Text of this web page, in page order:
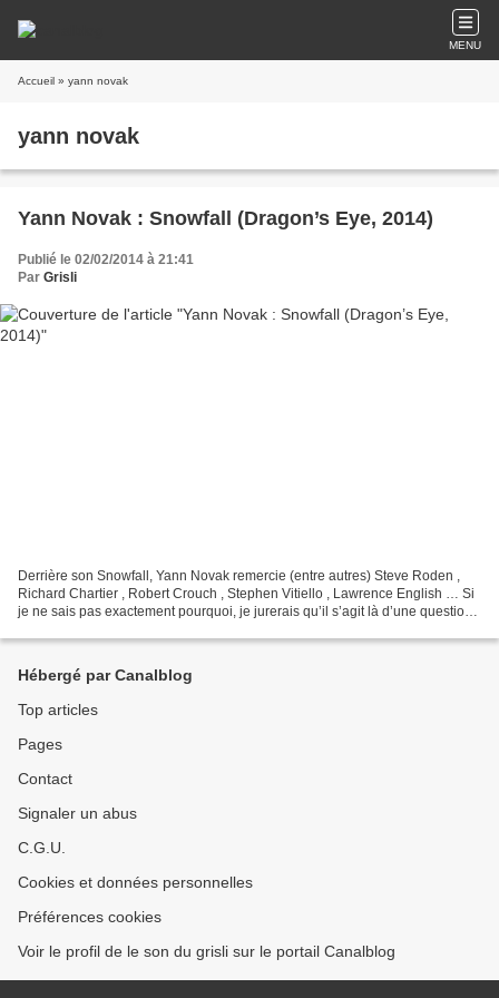
MENU
Accueil » yann novak
yann novak
Yann Novak : Snowfall (Dragon’s Eye, 2014)
Publié le 02/02/2014 à 21:41
Par Grisli
Derrière son Snowfall, Yann Novak remercie (entre autres) Steve Roden ,
Richard Chartier , Robert Crouch , Stephen Vitiello , Lawrence English … Si
je ne sais pas exactement pourquoi, je jurerais qu’il s’agit là d’une question,
Hébergé par Canalblog
Top articles
Pages
Contact
Signaler un abus
C.G.U.
Cookies et données personnelles
Préférences cookies
Voir le profil de le son du grisli sur le portail Canalblog